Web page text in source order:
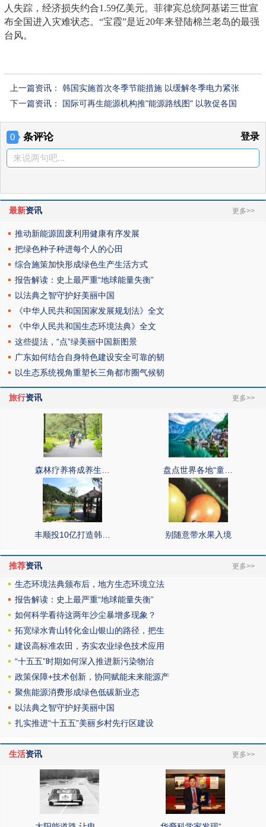
人失踪，经济损失约合1.59亿美元。菲律宾总统阿基诺三世宣
布全国进入灾难状态。“宝霞”是近20年来登陆棉兰老岛的最强
台风。
上一篇资讯： 韩国实施首次冬季节能措施 以缓解冬季电力紧张
下一篇资讯：
国际可再生能源机构推"能源路线图" 以敦促各国
0 条评论 登录
来说两句吧...
最新资讯 更多>>
推动新能源固废利用健康有序发展
把绿色种子种进每个人的心田
综合施策加快形成绿色生产生活方式
报告解读：史上最严重“地球能量失衡”
以法典之智守护好美丽中国
《中华人民共和国国家发展规划法》全文
《中华人民共和国生态环境法典》全文
这些提法，“点”绿美丽中国新图景
广东如何结合自身特色建设安全可靠的韧
以生态系统视角重塑长三角都市圈气候韧
旅行资讯 更多>>
森林疗养将成养生… 盘点世界各地“童…
丰顺投10亿打造韩… 别随意带水果入境
推荐资讯 更多>>
生态环境法典颁布后，地方生态环境立法
报告解读：史上最严重“地球能量失衡”
如何科学看待这两年沙尘暴增多现象？
拓宽绿水青山转化金山银山的路径，把生
建设高标准农田，夯实农业绿色技术应用
“十五五”时期如何深入推进新污染物治
政策保障+技术创新，协同赋能未来能源产
聚焦能源消费形成绿色低碳新业态
以法典之智守护好美丽中国
扎实推进“十五五”美丽乡村先行区建设
生活资讯 更多>>